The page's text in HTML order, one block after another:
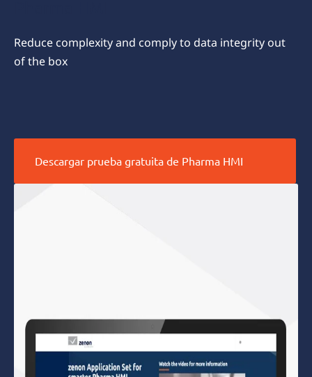
Reduce complexity and comply to data integrity out
of the box
Descargar prueba gratuita de Pharma HMI